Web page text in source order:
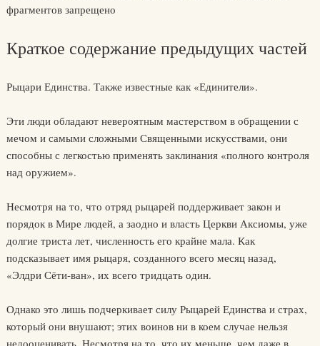
фрагментов запрещено
Краткое содержание предыдущих частей
Рыцари Единства. Также известные как «Единители».
Эти люди обладают невероятным мастерством в обращении с
мечом и самыми сложными Священными искусствами, они
способны с легкостью применять заклинания «полного контроля
над оружием».
Несмотря на то, что отряд рыцарей поддерживает закон и
порядок в Мире людей, а заодно и власть Церкви Аксиомы, уже
долгие триста лет, численность его крайне мала. Как
подсказывает имя рыцаря, созданного всего месяц назад,
«Элдри Сёти-ван», их всего тридцать один.
Однако это лишь подчеркивает силу Рыцарей Единства и страх,
который они внушают; этих воинов ни в коем случае нельзя
недооценивать. Несмотря на то, что их меньше, чем даже в